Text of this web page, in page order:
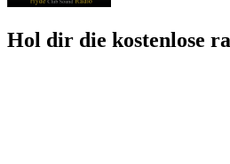
Hol dir die kostenlose